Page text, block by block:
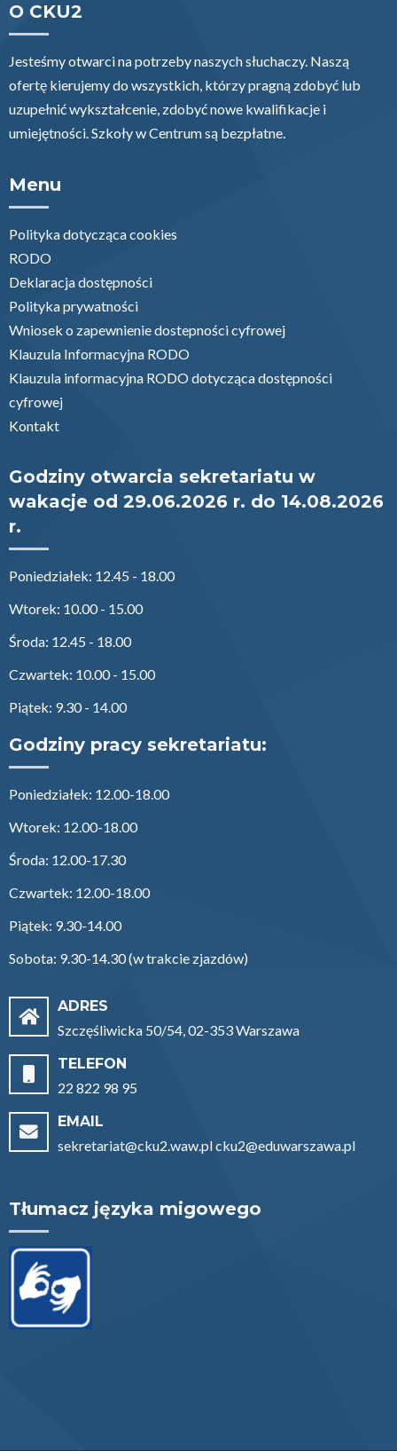
O CKU2
Jesteśmy otwarci na potrzeby naszych słuchaczy. Naszą
ofertę kierujemy do wszystkich, którzy pragną zdobyć lub
uzupełnić wykształcenie, zdobyć nowe kwalifikacje i
umiejętności. Szkoły w Centrum są bezpłatne.
Menu
Polityka dotycząca cookies
RODO
Deklaracja dostępności
Polityka prywatności
Wniosek o zapewnienie dostepności cyfrowej
Klauzula Informacyjna RODO
Klauzula informacyjna RODO dotycząca dostępności
cyfrowej
Kontakt
Godziny otwarcia sekretariatu w
wakacje od 29.06.2026 r. do 14.08.2026
r.
Poniedziałek: 12.45 - 18.00
Wtorek: 10.00 - 15.00
Środa: 12.45 - 18.00
Czwartek: 10.00 - 15.00
Piątek: 9.30 - 14.00
Godziny pracy sekretariatu:
Poniedziałek: 12.00-18.00
Wtorek: 12.00-18.00
Środa: 12.00-17.30
Czwartek: 12.00-18.00
Piątek: 9.30-14.00
Sobota: 9.30-14.30 (w trakcie zjazdów)
ADRES
Szczęśliwicka 50/54, 02-353 Warszawa
TELEFON
22 822 98 95
EMAIL
sekretariat@cku2.waw.pl cku2@eduwarszawa.pl
Tłumacz języka migowego